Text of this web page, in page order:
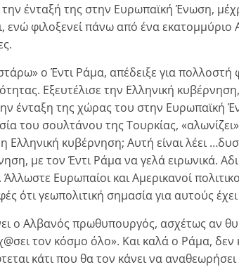
την ένταξή της στην Ευρωπαϊκή Ένωση,
ενώ φιλοξενεί πάνω από ένα εκατομμύριο
ο Έντι Ράμα, απέδειξε για πολλοστή
Εξευτέλισε την Ελληνική
ένταξη της χώρας του στην Ευρωπαϊκή
του σουλτάνου της Τουρκίας,
Ελληνική κυβέρνηση; Αυτή είναι λέει
με τον Έντι Ράμα να γελά ειρωνικά.
Ευρωπαίοι και Αμερικανοί
ότι γεωπολιτική σημασία για αυτούς
ο Αλβανός πρωθυπουργός, ασχέτως αν
τον κόσμο όλο». Και καλά ο Ράμα, δεν
κάτι που θα τον κάνει να